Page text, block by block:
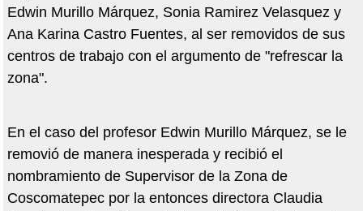
Edwin Murillo Márquez, Sonia Ramirez Velasquez y
Ana Karina Castro Fuentes, al ser removidos de sus
centros de trabajo con el argumento de "refrescar la
zona".
En el caso del profesor Edwin Murillo Márquez, se le
removió de manera inesperada y recibió el
nombramiento de Supervisor de la Zona de
Coscomatepec por la entonces directora Claudia